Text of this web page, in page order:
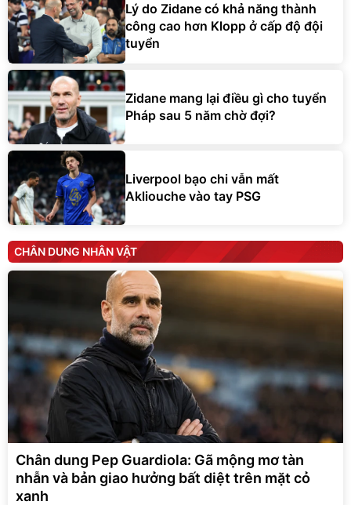
Lý do Zidane có khả năng thành
công cao hơn Klopp ở cấp độ đội
tuyển
Zidane mang lại điều gì cho tuyển
Pháp sau 5 năm chờ đợi?
Liverpool bạo chi vẫn mất
Akliouche vào tay PSG
CHÂN DUNG NHÂN VẬT
Chân dung Pep Guardiola: Gã mộng mơ tàn
nhẫn và bản giao hưởng bất diệt trên mặt cỏ
xanh